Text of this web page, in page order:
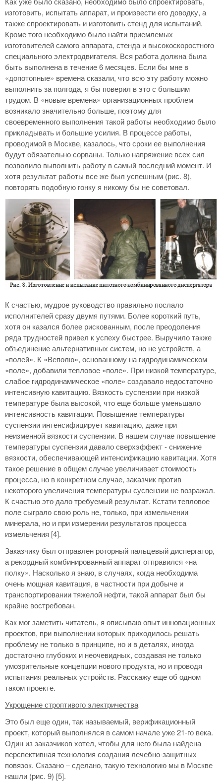
изготовить, испытать аппарат, и произвести его доводку, а
также спроектировать и изготовить стенд для испытаний.
Кроме того необходимо было найти приемлемых
изготовителей самого аппарата, стенда и высокоскоростного
специального электродвигателя. Вся работа должна была
быть выполнена в течение 6 месяцев. Если бы мне в
«допотопные» времена сказали, что всю эту работу можно
выполнить за полгода, я бы поверил в это с большим
трудом. В «новые времена» организационных проблем
возникало значительно больше, поэтому для
своевременного выполнения такой работы необходимо было
прикладывать и большие усилия. В процессе работы,
проводимой в Москве, казалось, что сроки ее выполнения
будут обязательно сорваны. Только напряжение всех сил
позволило выполнить работу в самый последний момент. И
хотя результат работы все же был успешным (рис. 8),
повторять подобную гонку я никому бы не советовал.
К счастью, мудрое руководство правильно послало
исполнителей сразу двумя путями. Более короткий путь,
хотя он казался более рискованным, после преодоления
ряда трудностей привел к успеху быстрее. Выручило также
объединение альтернативных систем, но не устройств, а
«полей». К «Веполю», основанному на гидродинамическом
«поле», добавили тепловое «поле». При низкой температуре,
слабое гидродинамическое «поле» создавало недостаточно
интенсивную кавитацию. Вязкость суспензии при низкой
температуре была высокой, что еще больше уменьшало
интенсивность кавитации. Повышение температуры
суспензии интенсифицирует кавитацию, даже при
неизменной вязкости суспензии. В нашем случае повышение
температуры суспензии давало сверхэффект - снижение
вязкости, обеспечивающей интенсификацию кавитации. Хотя
такое решение в общем случае увеличивает стоимость
процесса, но в конкретном случае, заказчик против
некоторого увеличения температуры суспензии не возражал.
К счастью это дало требуемый результат. Кстати тепловое
поле сыграло свою роль не, только, при измельчении
минерала, но и при измерении результатов процесса
измельчения [4].
Заказчику был отправлен роторный пальцевый диспергатор,
а рекордный комбинированный аппарат отправился «на
полку». Насколько я знаю, в случаях, когда необходима
очень мощная кавитация, в частности при добыче и
транспортировании тяжелой нефти, такой аппарат был бы
крайне востребован.
Как мог заметить читатель, я описываю опыт инновационных
проектов, при выполнении которых приходилось решать
проблему не только в принципе, но и в деталях, иногда
достаточно глубоких и неочевидных, создавая не только
умозрительные концепции нового продукта, но и проводя
испытания реальных устройств. Расскажу еще об одном
таком проекте.
Укрощение строптивого электричества
Это был еще один, так называемый, верификационный
проект, который выполнялся в самом начале уже 21-го века.
Один из заказчиков хотел, чтобы для него была найдена
перспективная технология создания лечебно-защитных
повязок. Сказано – сделано, такую технологию мы в Москве
нашли (рис. 9) [5].